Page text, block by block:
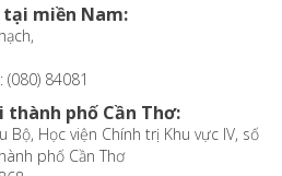
miền Nam:
84081
thành phố Cần Thơ:
Bộ, Học viện Chính trị Khu vực IV, số
phố Cần Thơ